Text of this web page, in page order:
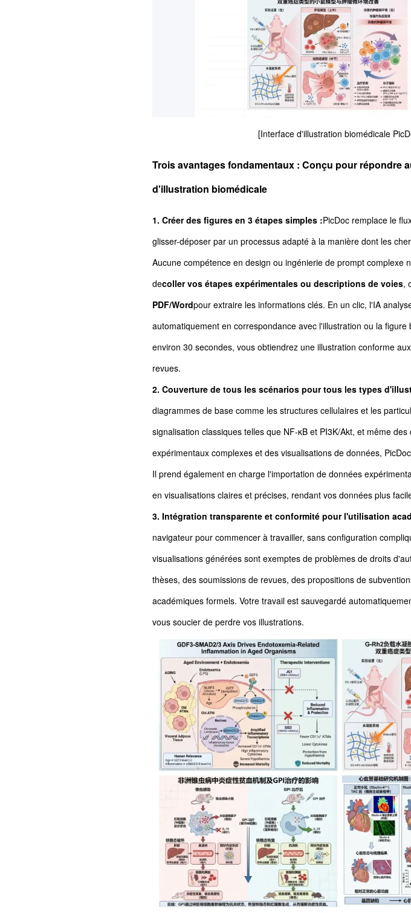
[Interface d'illustration biomédicale
Trois avantages fondamentaux : Conçu pour répondre
d'illustration biomédicale
1. Créer des figures en 3 étapes simples :PicDoc remplace le
glisser-déposer par un processus adapté à la manière dont les
Aucune compétence en design ou ingénierie de prompt complexe
decoller vos étapes expérimentales ou descriptions de voies,
PDF/Wordpour extraire les informations clés. En un clic, l'IA
automatiquement en correspondance avec l'illustration ou la figure
environ 30 secondes, vous obtiendrez une illustration conforme
revues.
2. Couverture de tous les scénarios pour tous les types
diagrammes de base comme les structures cellulaires et les
signalisation classiques telles que NF-κB et PI3K/Akt, et même
expérimentaux complexes et des visualisations de données,
Il prend également en charge l'importation de données
en visualisations claires et précises, rendant vos données plus
3. Intégration transparente et conformité pour l'utilisation
navigateur pour commencer à travailler, sans configuration
visualisations générées sont exemptes de problèmes de droits
thèses, des soumissions de revues, des propositions de
académiques formels. Votre travail est sauvegardé
vous soucier de perdre vos illustrations.